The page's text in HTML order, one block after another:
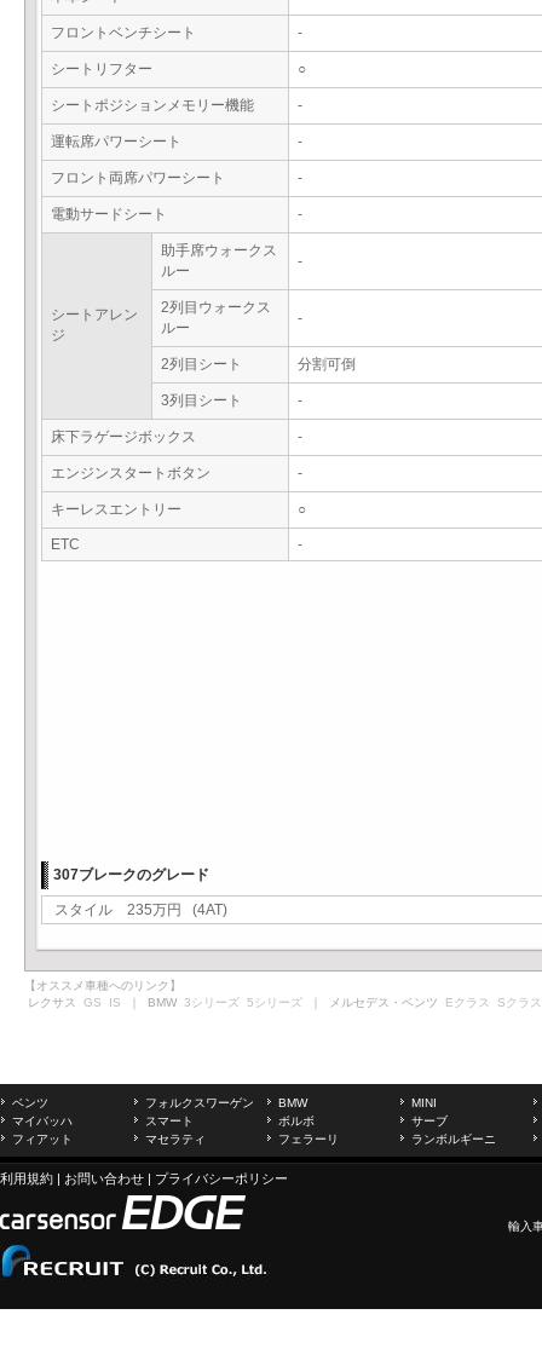
フロントベンチシート -
シートリフター ○
シートポジションメモリー機能 -
運転席パワーシート -
フロント両席パワーシート -
電動サードシート -
シートアレン
ジ
助手席ウォークス
ルー
-
2列目ウォークス
ルー
-
2列目シート 分割可倒
3列目シート -
床下ラゲージボックス -
エンジンスタートボタン -
キーレスエントリー ○
ETC -
307ブレークのグレード
スタイル 235万円 (4AT)
【オススメ車種へのリンク】
レクサス GS IS ｜ BMW 3シリーズ 5シリーズ ｜ メルセデス・ベンツ Eクラス Sクラス
ベンツ フォルクスワーゲン BMW
MINI
マイバッハ
スマート ボルボ
サーブ
フィアット
マセラティ フェラーリ ランボルギーニ
利用規約 | お問い合わせ | プライバシーポリシー
輸入